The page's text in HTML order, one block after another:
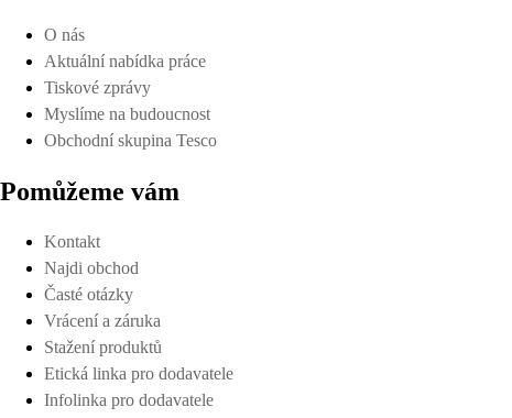
O nás
Aktuální nabídka práce
Tiskové zprávy
Myslíme na budoucnost
Obchodní skupina Tesco
Pomůžeme vám
Kontakt
Najdi obchod
Časté otázky
Vrácení a záruka
Stažení produktů
Etická linka pro dodavatele
Infolinka pro dodavatele